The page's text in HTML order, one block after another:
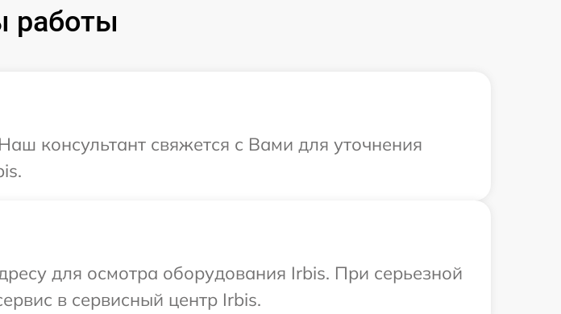
работы
консультант свяжется с Вами для уточнения
для осмотра оборудования Irbis. При серьезной
в сервисный центр Irbis.